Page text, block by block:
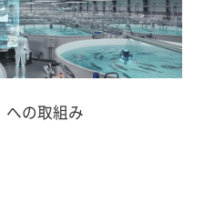
への取組み